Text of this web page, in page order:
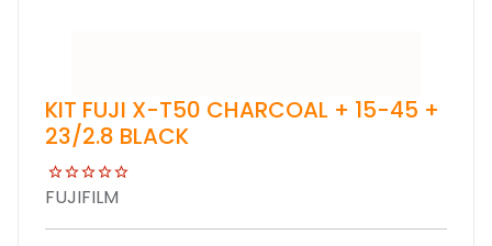
KIT FUJI X-T50 CHARCOAL + 15-45 +
23/2.8 BLACK
FUJIFILM